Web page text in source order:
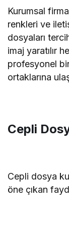
Kurumsal
renkleri ve
dosyaları
imaj yaratılır
profesyonel
ortaklarına
Cepli
Cepli dosya
öne çıkan